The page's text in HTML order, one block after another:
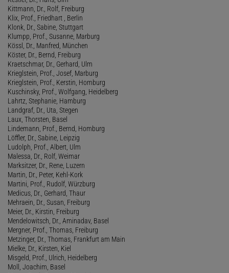
Kittmann, Dr., Rolf, Freiburg
Klix, Prof., Friedhart , Berlin
Klonk, Dr., Sabine, Stuttgart
Klumpp, Prof., Susanne, Marburg
Kössl, Dr., Manfred, München
Köster, Dr., Bernd, Freiburg
Kraetschmar, Dr., Gerhard, Ulm
Krieglstein, Prof., Josef, Marburg
Krieglstein, Prof., Kerstin, Homburg
Kuschinsky, Prof., Wolfgang, Heidelberg
Lahrtz, Stephanie, Hamburg
Landgraf, Dr., Uta, Stegen
Laux, Thorsten, Basel
Lindemann, Prof., Bernd, Homburg
Löffler, Dr., Sabine, Leipzig
Ludolph, Prof., Albert, Ulm
Malessa, Dr., Rolf, Weimar
Marksitzer, Dr., Rene, Luzern
Martin, Dr., Peter, Kehl-Kork
Martini, Prof., Rudolf, Würzburg
Medicus, Dr., Gerhard, Thaur
Mehraein, Dr., Susan, Freiburg
Meier, Dr., Kirstin, Freiburg
Mendelowitsch, Dr., Aminadav, Basel
Mergner, Prof., Thomas, Freiburg
Metzinger, Dr., Thomas, Frankfurt am Main
Mielke, Dr., Kirsten, Kiel
Misgeld, Prof., Ulrich, Heidelberg
Moll, Joachim, Basel